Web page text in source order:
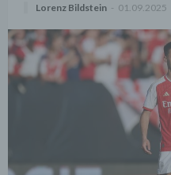
Lorenz Bildstein 01.09.2025